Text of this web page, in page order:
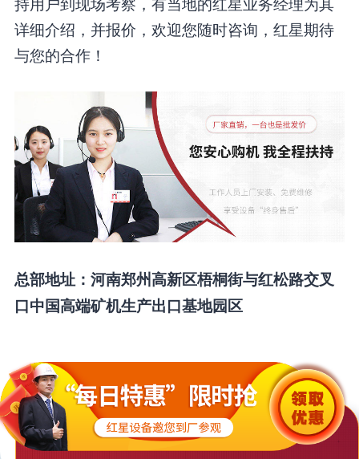
详细介绍，并报价，欢迎您随时咨询，红星期待
与您的合作！
总部地址：河南郑州高新区梧桐街与红松路交叉
口中国高端矿机生产出口基地园区